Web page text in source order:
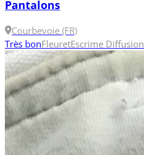
Pantalons
Courbevoie (FR)
Très bonFleuretEscrime Diffusion